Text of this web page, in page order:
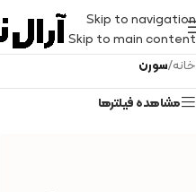
Skip to navigation
Skip to main content
خانه/سورن
مشاهده فیلترها